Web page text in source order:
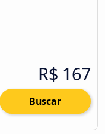
R$ 167
Buscar